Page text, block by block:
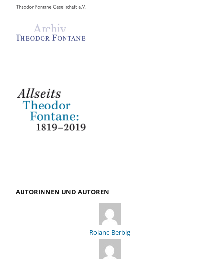
AUTORINNEN UND AUTOREN
Roland Berbig